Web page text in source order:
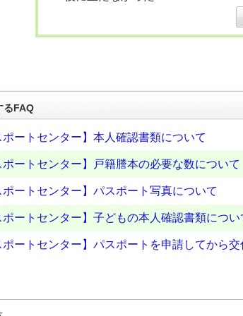
るFAQ
ポートセンター】本人確認書類について
ポートセンター】戸籍謄本の必要な数について
ポートセンター】パスポート写真について
ポートセンター】子どもの本人確認書類につい
ポートセンター】パスポートを申請してから